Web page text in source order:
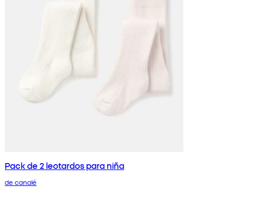
Pack de 2 leotardos para niña
de canalé